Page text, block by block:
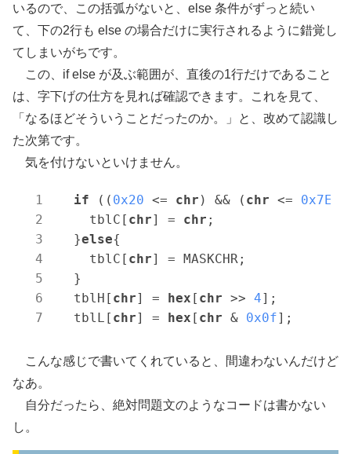
いるので、この括弧がないと、 else 条件がずっと続い
て、下の2行も else の場合だけに実行されるように錯覚し
てしまいがちです。
この、 if else が及ぶ範囲が、直後の1行だけであること
は、字下げの仕方を見れば確認できます。これを見て、
「なるほどそういうことだったのか。」と、改めて認識し
た次第です。
気を付けないといけません。
if (( 0x20 <= chr ) && ( chr <= 0x7E
    tblC[
chr] = chr ;
  }
else{
    tblC[
chr] = MASKCHR;
  }
  tblH[
chr] = hex [ chr >> 4];
  tblL[
chr] = hex [ chr & 0x0f
こんな感じで書いてくれていると、間違わないんだけど
なあ。
自分だったら、絶対問題文のようなコードは書かない
し。